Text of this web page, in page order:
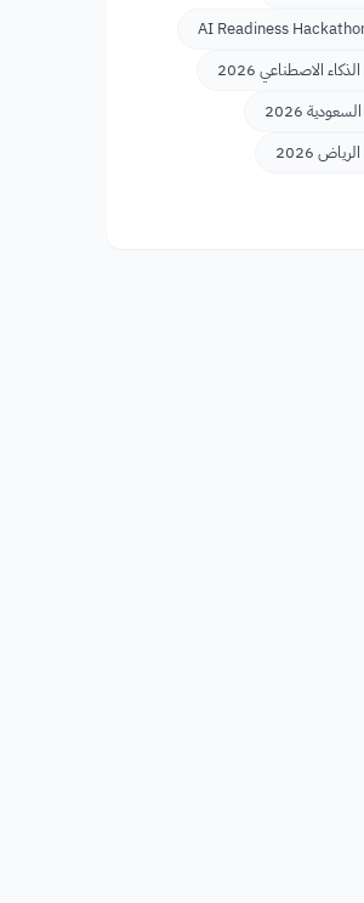
AI Readiness
الاصطناعي 2026
2026
2026